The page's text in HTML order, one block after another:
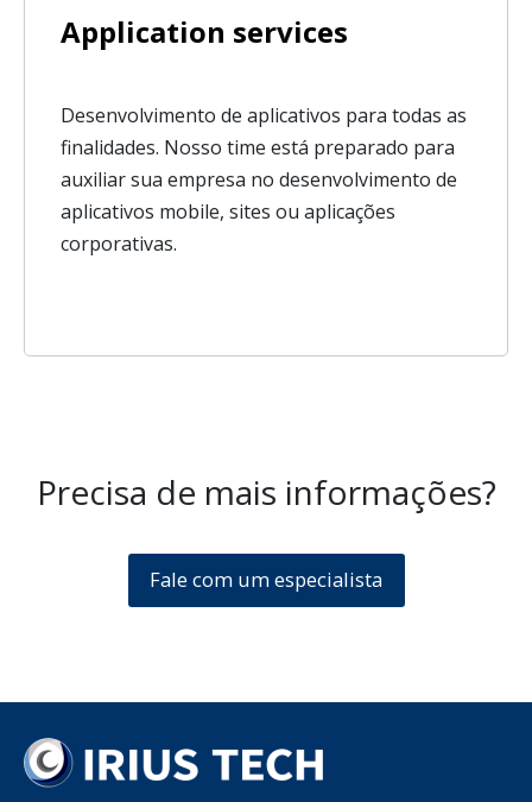
Application services
Desenvolvimento de aplicativos para todas as
finalidades. Nosso time está preparado para
auxiliar sua empresa no desenvolvimento de
aplicativos mobile, sites ou aplicações
corporativas.
Precisa de mais informações?
Fale com um especialista